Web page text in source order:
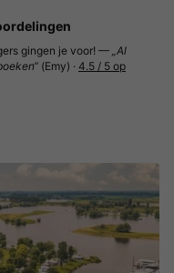
gingen je voor! — „Al
(Emy) · 4.5 / 5 op